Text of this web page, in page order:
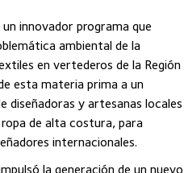
innovador programa que
ambiental de la
en vertederos de la Región
esta materia prima a un
diseñadoras y artesanas locales
de alta costura, para
internacionales.
la generación de un nuevo